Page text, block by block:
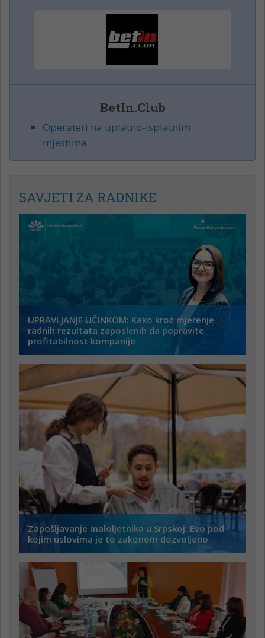
BetIn.Club
Operateri na uplatno-isplatnim
mjestima
SAVJETI ZA RADNIKE
UPRAVLJANJE UČINKOM: Kako kroz mjerenje
radnih rezultata zaposlenih da popravite
profitabilnost kompanije
Zapošljavanje maloljetnika u Srpskoj: Evo pod
kojim uslovima je to zakonom dozvoljeno